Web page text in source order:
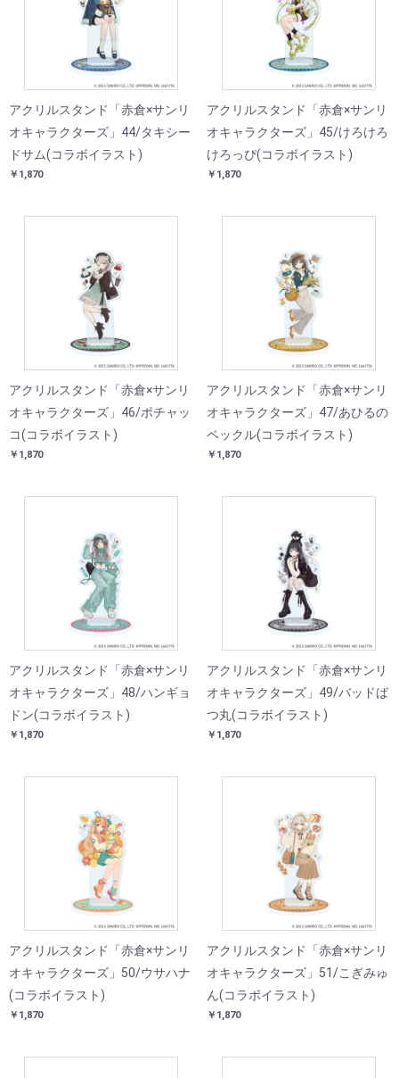
アクリルスタンド「赤倉×サンリ
オキャラクターズ」44/タキシー
ドサム(コラボイラスト)
￥1,870
アクリルスタンド「赤倉×サンリ
オキャラクターズ」45/けろけろ
けろっぴ(コラボイラスト)
￥1,870
アクリルスタンド「赤倉×サンリ
オキャラクターズ」46/ポチャッ
コ(コラボイラスト)
￥1,870
アクリルスタンド「赤倉×サンリ
オキャラクターズ」47/あひるの
ペックル(コラボイラスト)
￥1,870
アクリルスタンド「赤倉×サンリ
オキャラクターズ」48/ハンギョ
ドン(コラボイラスト)
￥1,870
アクリルスタンド「赤倉×サンリ
オキャラクターズ」49/バッドば
つ丸(コラボイラスト)
￥1,870
アクリルスタンド「赤倉×サンリ
オキャラクターズ」50/ウサハナ
(コラボイラスト)
￥1,870
アクリルスタンド「赤倉×サンリ
オキャラクターズ」51/こぎみゅ
ん(コラボイラスト)
￥1,870